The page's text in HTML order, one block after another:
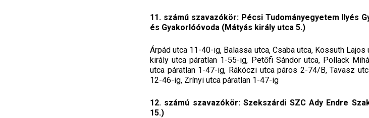
11. számú szavazókör: Pécsi Tudományegyetem llyés
és Gyakorlóóvoda (Mátyás király utca 5.)
Árpád utca 11-40-ig, Balassa utca, Csaba utca, Kossuth
király utca páratlan 1-55-ig, Petőfi Sándor utca, Pollack
utca páratlan 1-47-ig, Rákóczi utca páros 2-74/B, Tavasz
12-46-ig, Zrínyi utca páratlan 1-47-ig
12. számú szavazókör: Szekszárdi SZC Ady Endre
15.)